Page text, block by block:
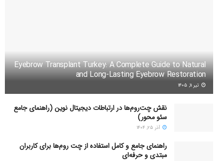
دچار عوارض خطرناک حساسیت نشوید.
منبع:
webmd
Eyebrow Transplant Turkey: A Complete Guide to Natural
and Long-Lasting Eyebrow Restoration
تیر ۱۱, ۱۴۰۵
نقش چت‌روم‌ها در ارتباطات دیجیتال نوین (راهنمای جامع
سئو محور)
آذر ۲۵, ۱۴۰۴
راهنمای جامع و کامل استفاده از چت روم‌ها برای کاربران
مبتدی و حرفه‌ای